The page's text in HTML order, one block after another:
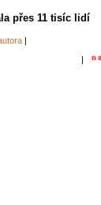
přes 11 tisíc lidí
|
|